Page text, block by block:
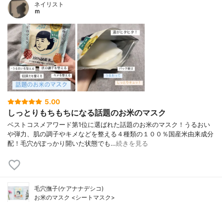
ネイリスト
ｍ
5.00
しっとりもちもちになる話題のお米のマスク
ベストコスメアワード第1位に選ばれた話題のお米のマスク！うるおい
や弾力、肌の調子やキメなどを整える４種類の１００％国産米由来成分
配！毛穴がぽっかり開いた状態でも…続きを見る
毛穴撫子(ケアナナデシコ)
お米のマスク <シートマスク>